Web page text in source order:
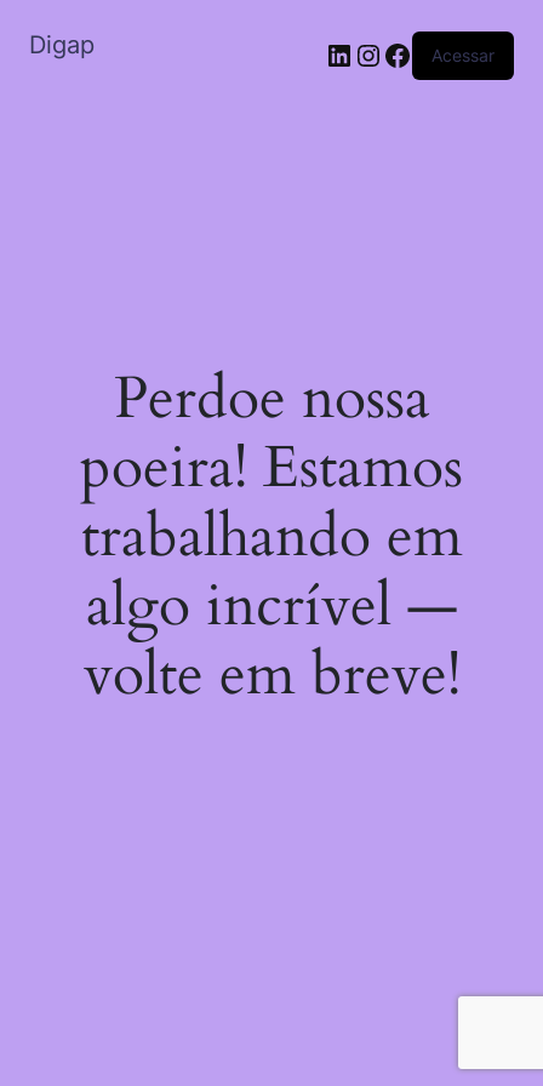
Digap LinkedIn
Instagram
Facebook
Acessar
Perdoe nossa
poeira! Estamos
trabalhando em
algo incrível —
volte em breve!